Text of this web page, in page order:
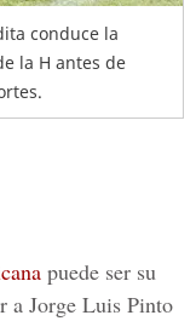
conduce la
la H antes de
puede ser su
a Jorge Luis Pinto